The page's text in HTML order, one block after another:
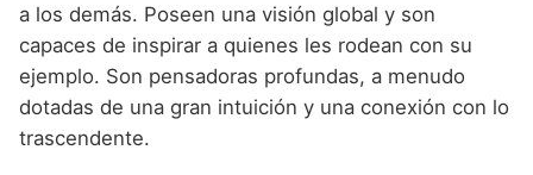
a los demás. Poseen una visión global y son
capaces de inspirar a quienes les rodean con su
ejemplo. Son pensadoras profundas, a menudo
dotadas de una gran intuición y una conexión con lo
trascendente.